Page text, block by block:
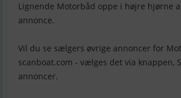
Lignende Motorbåd oppe i højre hjørne
annonce.
Vil du se sælgers øvrige annoncer for
scanboat.com - vælges det via knappen,
annoncer.